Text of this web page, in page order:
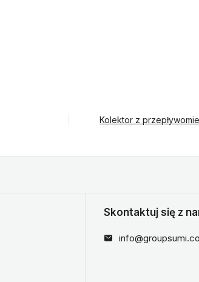
Kolektor z
Skontaktuj się z